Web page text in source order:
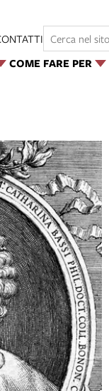
COME FARE PER